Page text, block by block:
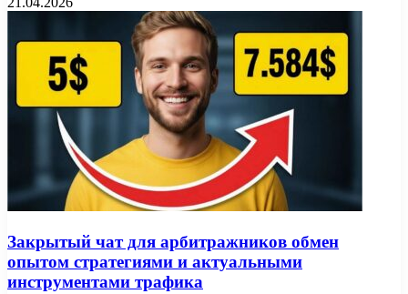
Закрытый чат для арбитражников обмен
опытом стратегиями и актуальными
инструментами трафика